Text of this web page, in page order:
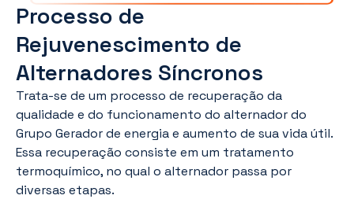
Processo de
Rejuvenescimento de
Alternadores Síncronos
Trata-se de um processo de recuperação da
qualidade e do funcionamento do alternador do
Grupo Gerador de energia e aumento de sua vida útil.
Essa recuperação consiste em um tratamento
termoquímico, no qual o alternador passa por
diversas etapas.